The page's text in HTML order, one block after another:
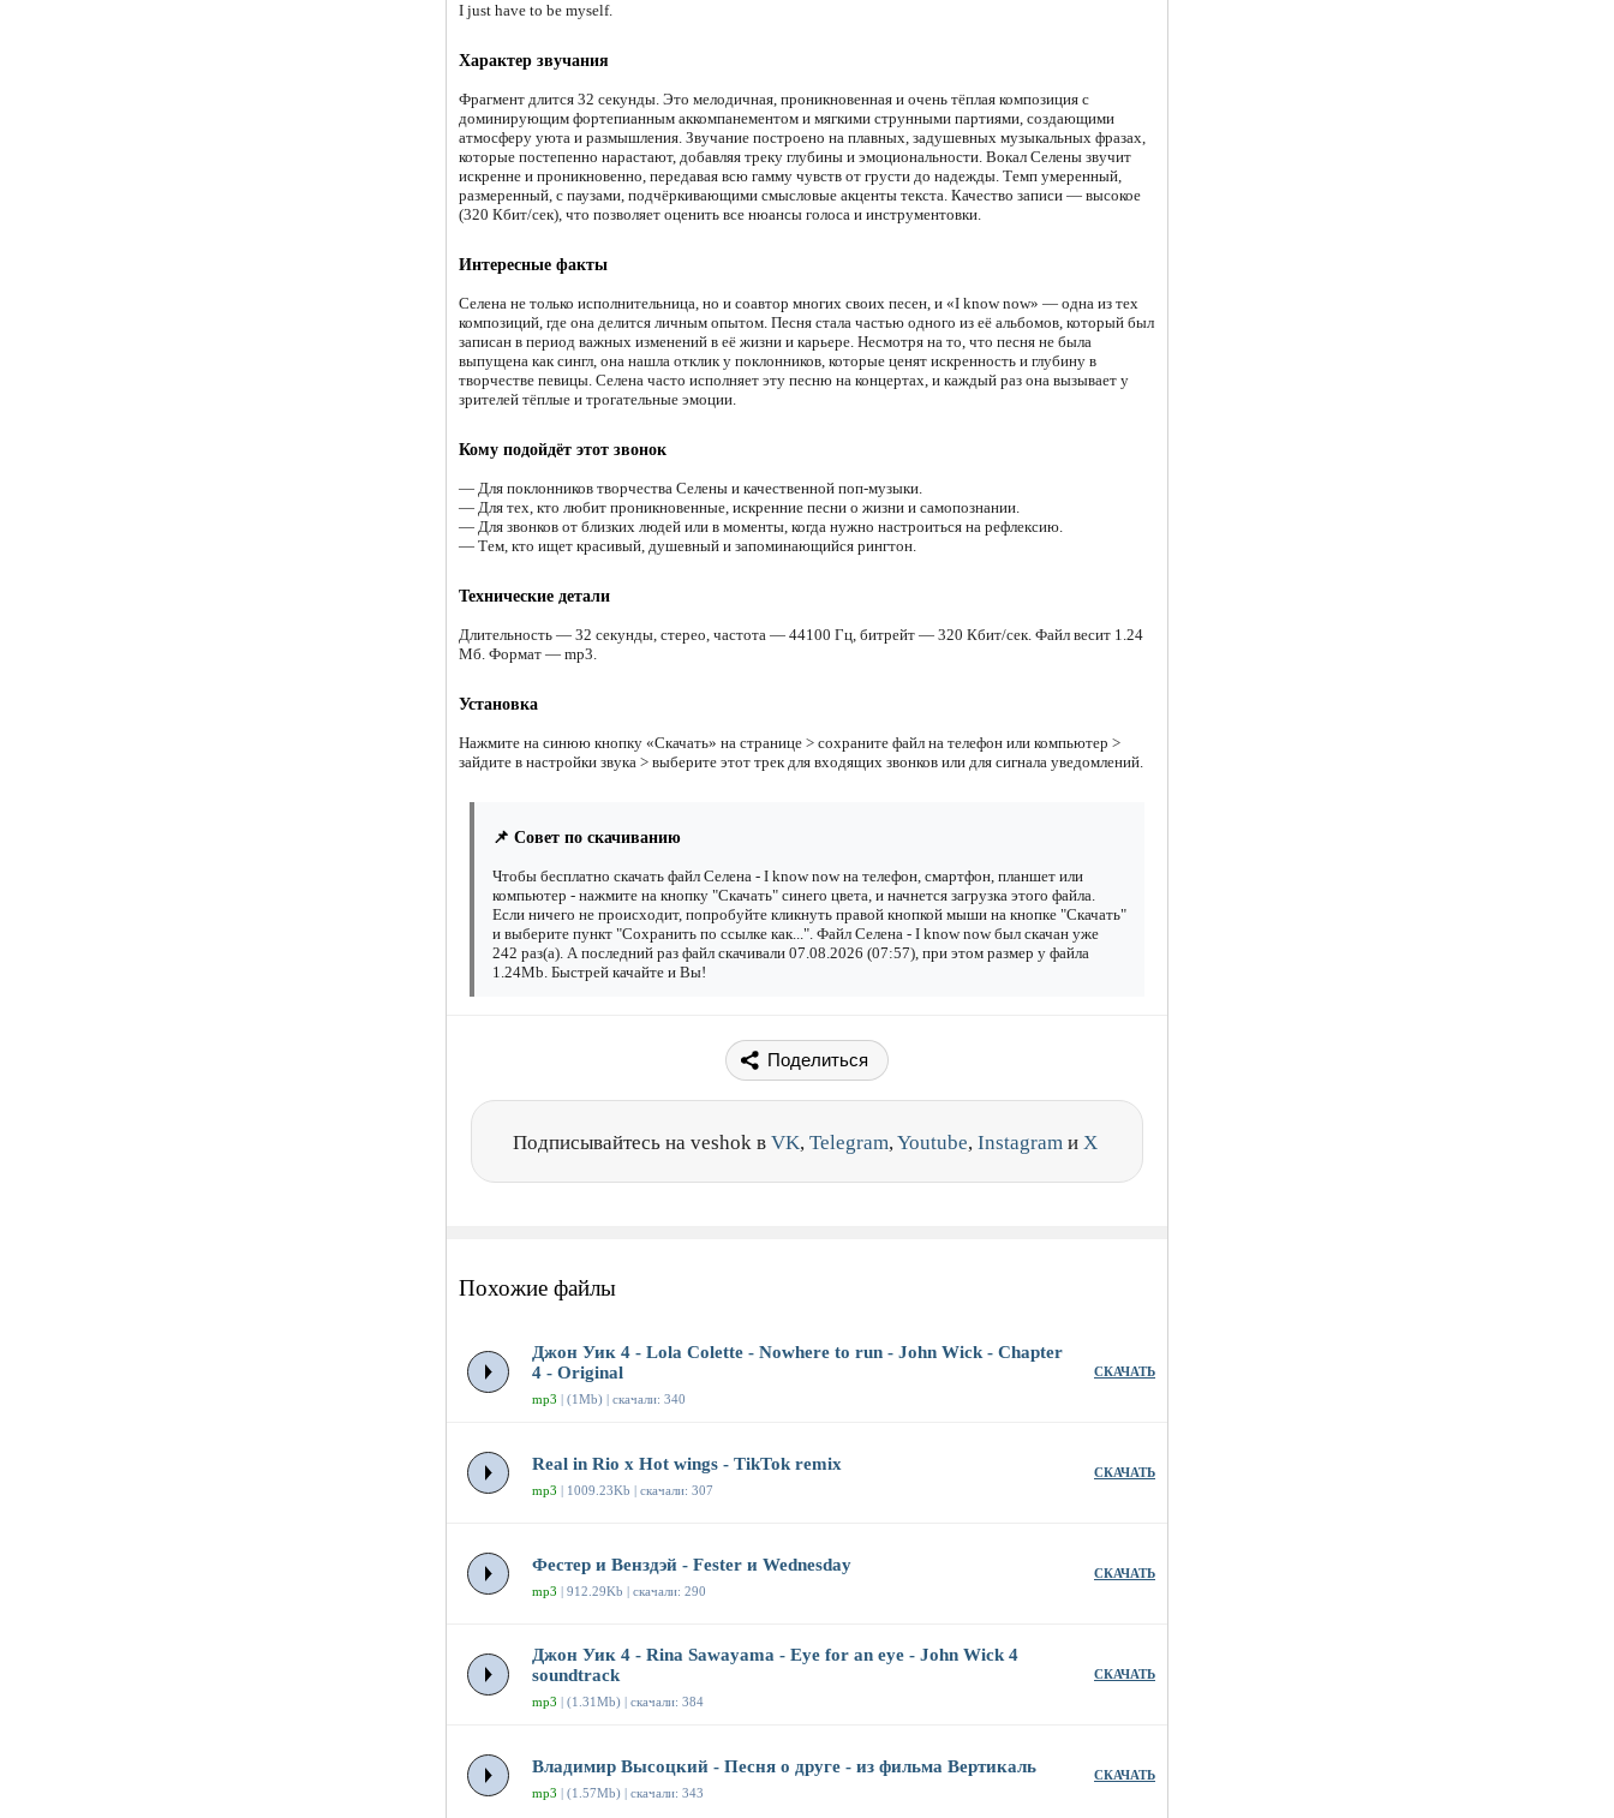
I just have to be myself.
Характер звучания
Фрагмент длится 32 секунды. Это мелодичная, проникновенная и очень тёплая композиция с
доминирующим фортепианным аккомпанементом и мягкими струнными партиями, создающими
атмосферу уюта и размышления. Звучание построено на плавных, задушевных музыкальных фразах,
которые постепенно нарастают, добавляя треку глубины и эмоциональности. Вокал Селены звучит
искренне и проникновенно, передавая всю гамму чувств от грусти до надежды. Темп умеренный,
размеренный, с паузами, подчёркивающими смысловые акценты текста. Качество записи — высокое
(320 Кбит/сек), что позволяет оценить все нюансы голоса и инструментовки.
Интересные факты
Селена не только исполнительница, но и соавтор многих своих песен, и «I know now» — одна из тех
композиций, где она делится личным опытом. Песня стала частью одного из её альбомов, который был
записан в период важных изменений в её жизни и карьере. Несмотря на то, что песня не была
выпущена как сингл, она нашла отклик у поклонников, которые ценят искренность и глубину в
творчестве певицы. Селена часто исполняет эту песню на концертах, и каждый раз она вызывает у
зрителей тёплые и трогательные эмоции.
Кому подойдёт этот звонок
— Для поклонников творчества Селены и качественной поп-музыки.
— Для тех, кто любит проникновенные, искренние песни о жизни и самопознании.
— Для звонков от близких людей или в моменты, когда нужно настроиться на рефлексию.
— Тем, кто ищет красивый, душевный и запоминающийся рингтон.
Технические детали
Длительность — 32 секунды, стерео, частота — 44100 Гц, битрейт — 320 Кбит/сек. Файл весит 1.24
Мб. Формат — mp3.
Установка
Нажмите на синюю кнопку «Скачать» на странице > сохраните файл на телефон или компьютер >
зайдите в настройки звука > выберите этот трек для входящих звонков или для сигнала уведомлений.
📌 Совет по скачиванию
Чтобы бесплатно скачать файл Селена - I know now на телефон, смартфон, планшет или
компьютер - нажмите на кнопку "Скачать" синего цвета, и начнется загрузка этого файла.
Если ничего не происходит, попробуйте кликнуть правой кнопкой мыши на кнопке "Скачать"
и выберите пункт "Сохранить по ссылке как...". Файл Селена - I know now был скачан уже
242 раз(а). А последний раз файл скачивали 07.08.2026 (07:57), при этом размер у файла
1.24Mb. Быстрей качайте и Вы!
Поделиться
Подписывайтесь на veshok в VK, Telegram,Youtube, Instagram и X
Похожие файлы
Джон Уик 4 - Lola Colette - Nowhere to run - John Wick - Chapter
4 - Original
mp3 | (1Mb) | скачали: 340
СКАЧАТЬ
Real in Rio x Hot wings - TikTok remix
mp3 | 1009.23Kb | скачали: 307
СКАЧАТЬ
Фестер и Венздэй - Fester и Wednesday
mp3 | 912.29Kb | скачали: 290
СКАЧАТЬ
Джон Уик 4 - Rina Sawayama - Eye for an eye - John Wick 4
soundtrack
mp3 | (1.31Mb) | скачали: 384
СКАЧАТЬ
Владимир Высоцкий - Песня о друге - из фильма Вертикаль
mp3 | (1.57Mb) | скачали: 343
СКАЧАТЬ